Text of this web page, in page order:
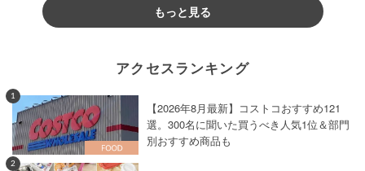
もっと見る
アクセスランキング
1
【2026年8月最新】コストコおすすめ121
選。300名に聞いた買うべき人気1位＆部門
別おすすめ商品も
2